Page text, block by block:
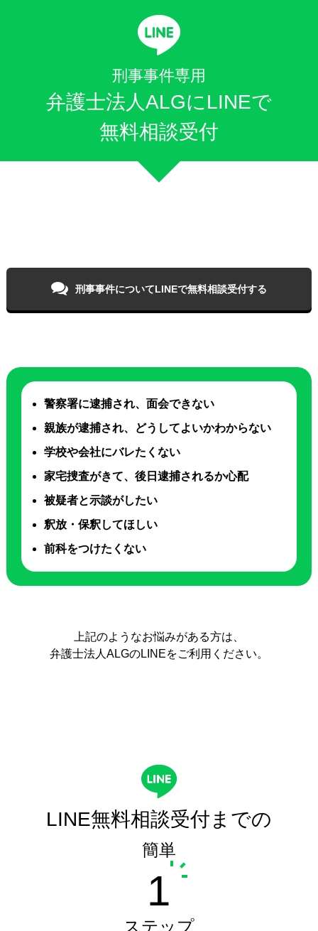
刑事事件専用
弁護士法人ALGにLINEで
無料相談受付
刑事事件についてLINEで無料相談受付する
警察署に逮捕され、面会できない
親族が逮捕され、どうしてよいかわからない
学校や会社にバレたくない
家宅捜査がきて、後日逮捕されるか心配
被疑者と示談がしたい
釈放・保釈してほしい
前科をつけたくない
上記のようなお悩みがある方は、
弁護士法人ALGのLINEをご利用ください。
LINE無料相談受付までの
簡単
1
ステップ